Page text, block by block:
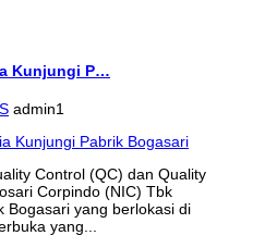
Kunjungi P…
admin1
Control (QC) dan Quality
Corpindo (NIC) Tbk
Bogasari yang berlokasi di
yang...